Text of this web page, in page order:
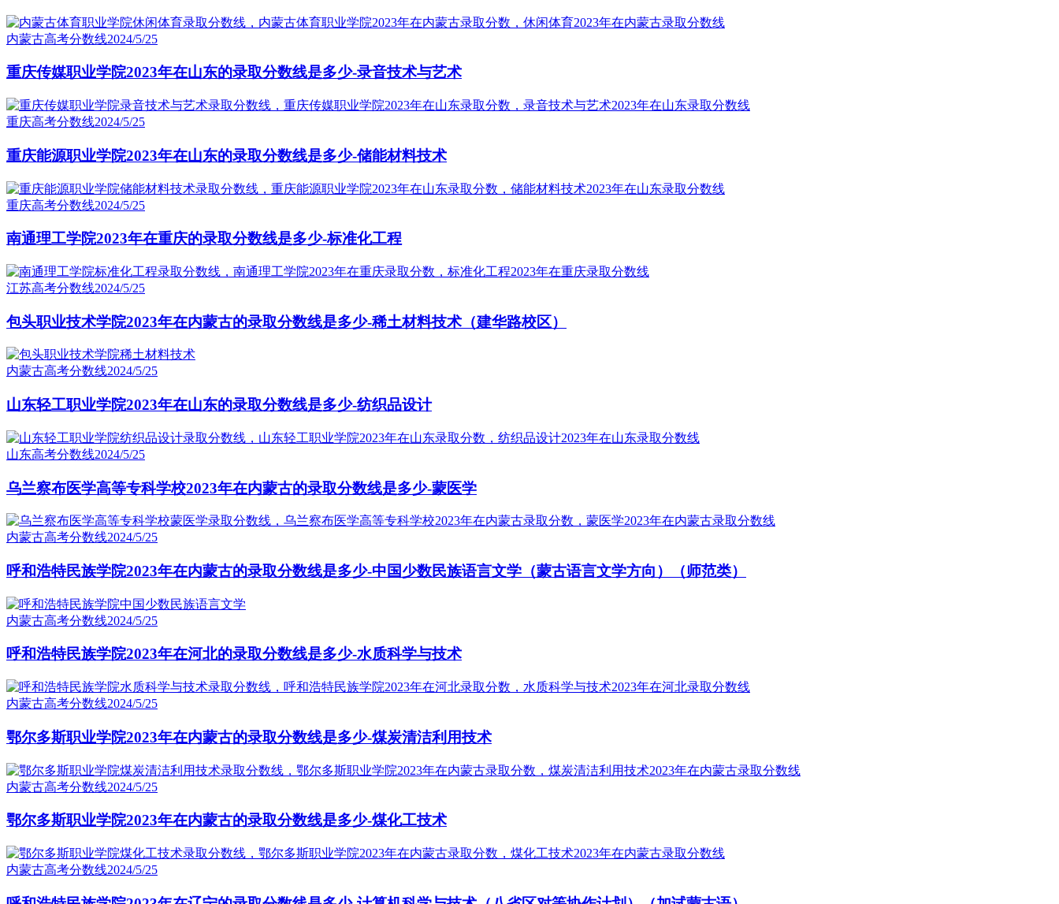
内蒙古高考分数线2024/5/25
重庆传媒职业学院2023年在山东的录取分数线是多少-录音技术与艺术
重庆高考分数线2024/5/25
重庆能源职业学院2023年在山东的录取分数线是多少-储能材料技术
重庆高考分数线2024/5/25
南通理工学院2023年在重庆的录取分数线是多少-标准化工程
江苏高考分数线2024/5/25
包头职业技术学院2023年在内蒙古的录取分数线是多少-稀土材料技术（建华路校区）
内蒙古高考分数线2024/5/25
山东轻工职业学院2023年在山东的录取分数线是多少-纺织品设计
山东高考分数线2024/5/25
乌兰察布医学高等专科学校2023年在内蒙古的录取分数线是多少-蒙医学
内蒙古高考分数线2024/5/25
呼和浩特民族学院2023年在内蒙古的录取分数线是多少-中国少数民族语言文学（蒙古语言文学方向）（师范类）
内蒙古高考分数线2024/5/25
呼和浩特民族学院2023年在河北的录取分数线是多少-水质科学与技术
内蒙古高考分数线2024/5/25
鄂尔多斯职业学院2023年在内蒙古的录取分数线是多少-煤炭清洁利用技术
内蒙古高考分数线2024/5/25
鄂尔多斯职业学院2023年在内蒙古的录取分数线是多少-煤化工技术
内蒙古高考分数线2024/5/25